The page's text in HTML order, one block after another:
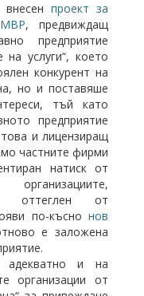
проект за
, предвиждащ
предприятие
на услуги“, което
конкурент на
но и поставяше
тъй като
предприятие
и лицензиращ
частните фирми
натиск от
оттеглен от
по-късно нов
е заложена
адекватно и на
организации от